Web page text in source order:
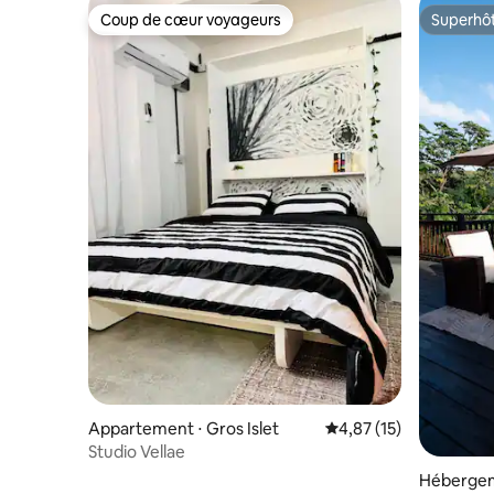
Coup de cœur voyageurs
Coup de cœur voyageurs
Appartement ⋅ Gros Islet Évaluation moyenne
4,87 (15)
Studio Vellae